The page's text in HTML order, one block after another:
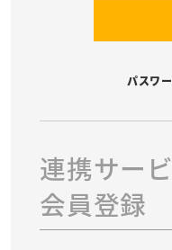
パスワ
連携サー
会員登録